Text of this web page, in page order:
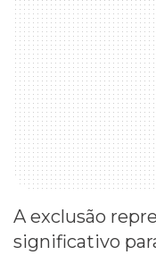
A exclusão
significativo